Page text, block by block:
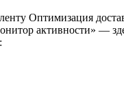
Оптимизация
активности» —